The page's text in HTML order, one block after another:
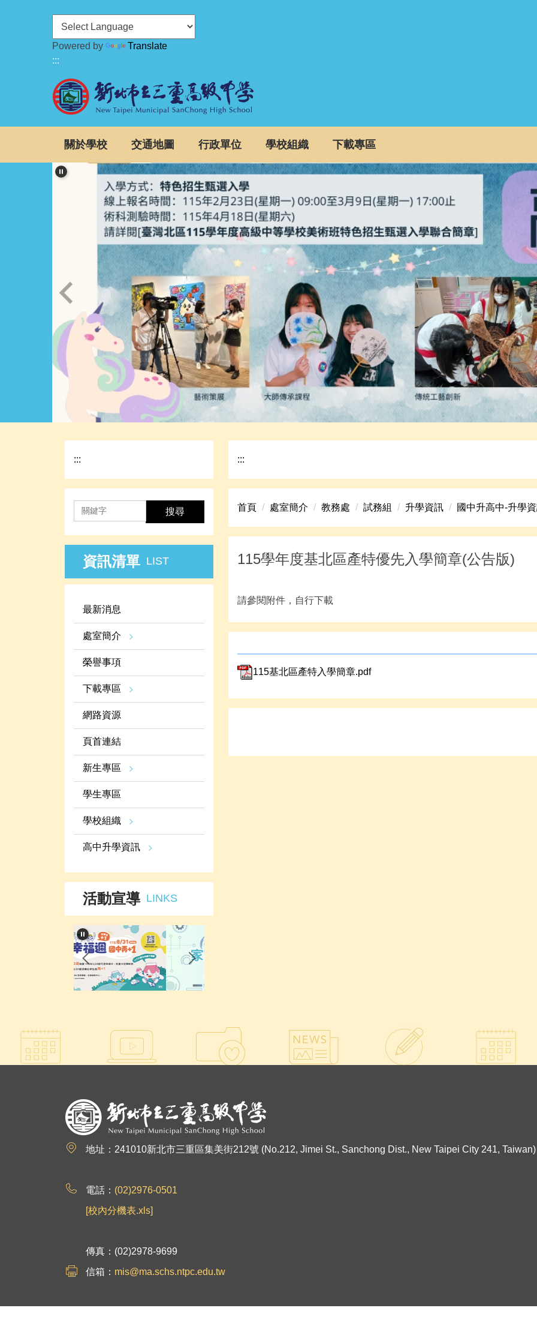
Powered by
Translate
:::
關於學校 交通地圖 行政單位 學校組織 下載專區
高中美術班招生資訊。
:::
搜尋
資訊清單 LIST
最新消息
處室簡介
榮譽事項
下載專區
網路資源
頁首連結
新生專區
學生專區
學校組織
高中升學資訊
活動宣導 LINKS
:::
首頁 處室簡介 教務處 試務組 升學資訊 國中升高中-升學
115學年度基北區產特優先入學簡章(公告版)
請參閱附件，自行下載
115基北區產特入學簡章.pdf
地址：241010新北市三重區集美街212號 (No.212, Jimei St., Sanchong Dist., New Taipei City 241, Taiwan)
電話： (02)2976-0501
[校內分機表.xls]
傳真：(02)2978-9699
信箱： mis@ma.schs.ntpc.edu.tw